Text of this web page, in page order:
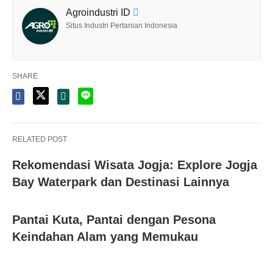
Agroindustri ID
Situs Industri Pertanian Indonesia
SHARE
RELATED POST
Rekomendasi Wisata Jogja: Explore Jogja
Bay Waterpark dan Destinasi Lainnya
Pantai Kuta, Pantai dengan Pesona
Keindahan Alam yang Memukau